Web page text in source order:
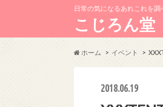
日常の気になるあれこれを調
こじろん堂
ホーム イベント
2018.06.19